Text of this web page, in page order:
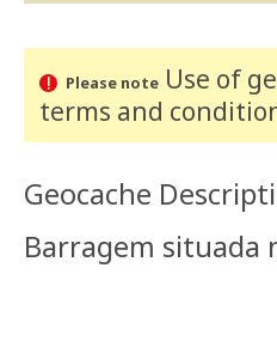
Please noteUse of
terms and
Geocache
Barragem situada